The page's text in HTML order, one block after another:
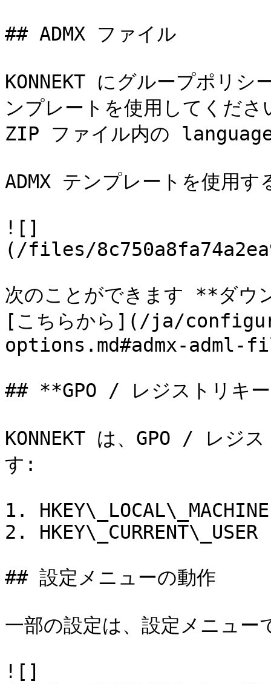
## ADMX ファイル
KONNEKT にグループポリ
ンプレートを使用してくだ
ZIP ファイル内の
ADMX テンプレートを使用
![]
(/files/
次のことができます **ダウ
[こちらから](/ja/
options.md#admx-
## **GPO / レジストリキ
KONNEKT は、GPO / レジ
す:
1.
2. HKEY\_CURRENT\_USER
## 設定メニューの動作
一部の設定は、設定メニュ
![]